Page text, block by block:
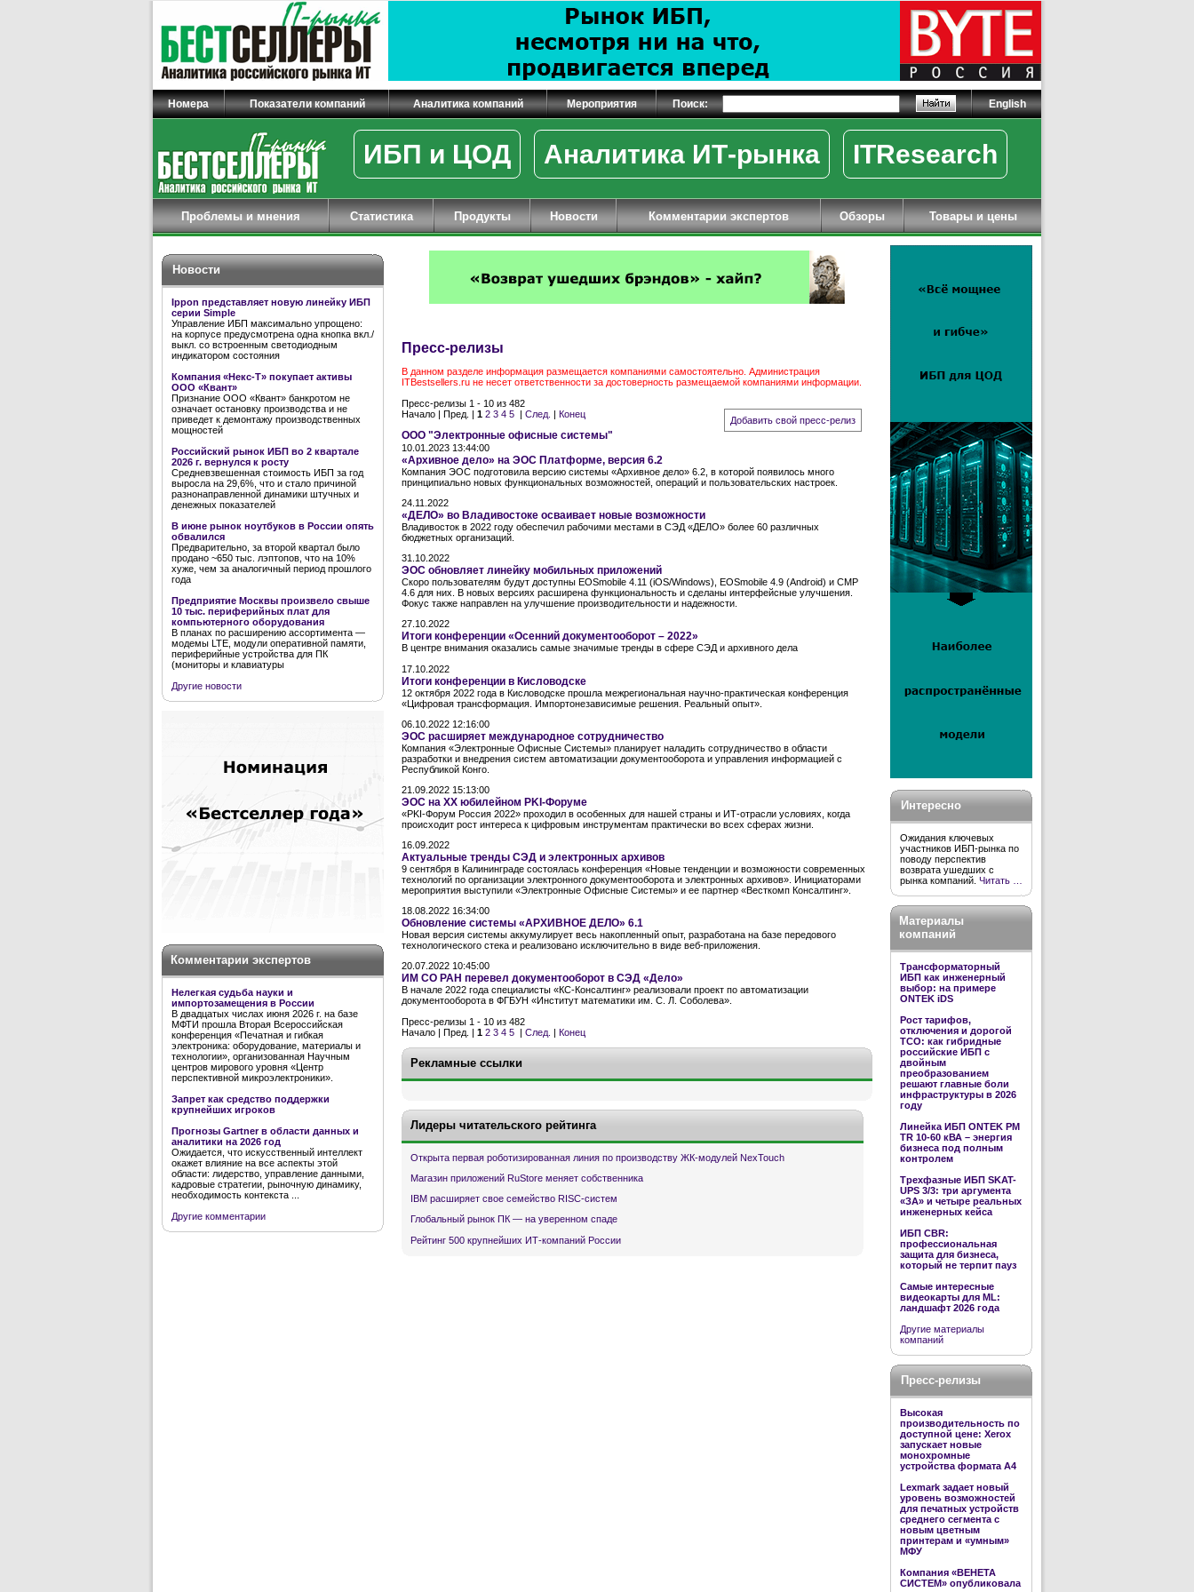
Номера Показатели компаний Аналитика компаний Мероприятия Поиск: English
ИБП и ЦОД Аналитика ИТ-рынка ITResearch
Проблемы и мнения Статистика Продукты Новости Комментарии экспертов Обзоры Товары и цены
Новости
Ippon представляет новую линейку ИБП
серии Simple
Управление ИБП максимально упрощено:
на корпусе предусмотрена одна кнопка вкл./
выкл. со встроенным светодиодным
индикатором состояния
Компания «Некс-Т» покупает активы
ООО «Квант»
Признание ООО «Квант» банкротом не
означает остановку производства и не
приведет к демонтажу производственных
мощностей
Российский рынок ИБП во 2 квартале
2026 г. вернулся к росту
Средневзвешенная стоимость ИБП за год
выросла на 29,6%, что и стало причиной
разнонаправленной динамики штучных и
денежных показателей
В июне рынок ноутбуков в России опять
обвалился
Предварительно, за второй квартал было
продано ~650 тыс. лэптопов, что на 10%
хуже, чем за аналогичный период прошлого
года
Предприятие Москвы произвело свыше
10 тыс. периферийных плат для
компьютерного оборудования
В планах по расширению ассортимента —
модемы LTE, модули оперативной памяти,
периферийные устройства для ПК
(мониторы и клавиатуры
Другие новости
Комментарии экспертов
Нелегкая судьба науки и
импортозамещения в России
В двадцатых числах июня 2026 г. на базе
МФТИ прошла Вторая Всероссийская
конференция «Печатная и гибкая
электроника: оборудование, материалы и
технологии», организованная Научным
центров мирового уровня «Центр
перспективной микроэлектроники».
Запрет как средство поддержки
крупнейших игроков
Прогнозы Gartner в области данных и
аналитики на 2026 год
Ожидается, что искусственный интеллект
окажет влияние на все аспекты этой
области: лидерство, управление данными,
кадровые стратегии, рыночную динамику,
необходимость контекста ...
Другие комментарии
Пресс-релизы
В данном разделе информация размещается компаниями самостоятельно. Администрация
ITBestsellers.ru не несет ответственности за достоверность размещаемой компаниями информации.
Добавить свой пресс-релиз
Пресс-релизы 1 - 10 из 482
Начало | Пред. | 1 2 3 4 5 | След. | Конец
ООО "Электронные офисные системы"
10.01.2023 13:44:00
«Архивное дело» на ЭОС Платформе, версия 6.2
Компания ЭОС подготовила версию системы «Архивное дело» 6.2, в которой появилось много
принципиально новых функциональных возможностей, операций и пользовательских настроек.
24.11.2022
«ДЕЛО» во Владивостоке осваивает новые возможности
Владивосток в 2022 году обеспечил рабочими местами в СЭД «ДЕЛО» более 60 различных
бюджетных организаций.
31.10.2022
ЭОС обновляет линейку мобильных приложений
Скоро пользователям будут доступны EOSmobile 4.11 (iOS/Windows), EOSmobile 4.9 (Android) и СМР
4.6 для них. В новых версиях расширена функциональность и сделаны интерфейсные улучшения.
Фокус также направлен на улучшение производительности и надежности.
27.10.2022
Итоги конференции «Осенний документооборот – 2022»
В центре внимания оказались самые значимые тренды в сфере СЭД и архивного дела
17.10.2022
Итоги конференции в Кисловодске
12 октября 2022 года в Кисловодске прошла межрегиональная научно-практическая конференция
«Цифровая трансформация. Импортонезависимые решения. Реальный опыт».
06.10.2022 12:16:00
ЭОС расширяет международное сотрудничество
Компания «Электронные Офисные Системы» планирует наладить сотрудничество в области
разработки и внедрения систем автоматизации документооборота и управления информацией с
Республикой Конго.
21.09.2022 15:13:00
ЭОС на XX юбилейном PKI-Форуме
«PKI-Форум Россия 2022» проходил в особенных для нашей страны и ИТ-отрасли условиях, когда
происходит рост интереса к цифровым инструментам практически во всех сферах жизни.
16.09.2022
Актуальные тренды СЭД и электронных архивов
9 сентября в Калининграде состоялась конференция «Новые тенденции и возможности современных
технологий по организации электронного документооборота и электронных архивов». Инициаторами
мероприятия выступили «Электронные Офисные Системы» и ее партнер «Весткомп Консалтинг».
18.08.2022 16:34:00
Обновление системы «АРХИВНОЕ ДЕЛО» 6.1
Новая версия системы аккумулирует весь накопленный опыт, разработана на базе передового
технологического стека и реализовано исключительно в виде веб-приложения.
20.07.2022 10:45:00
ИМ СО РАН перевел документооборот в СЭД «Дело»
В начале 2022 года специалисты «КС-Консалтинг» реализовали проект по автоматизации
документооборота в ФГБУН «Институт математики им. С. Л. Соболева».
Пресс-релизы 1 - 10 из 482
Начало | Пред. | 1 2 3 4 5 | След. | Конец
Рекламные ссылки
Лидеры читательского рейтинга
Открыта первая роботизированная линия по производству ЖК-модулей NexTouch
Магазин приложений RuStore меняет собственника
IBM расширяет свое семейство RISC-систем
Глобальный рынок ПК — на уверенном спаде
Рейтинг 500 крупнейших ИТ-компаний России
Интересно
Ожидания ключевых
участников ИБП-рынка по
поводу перспектив
возврата ушедших с
рынка компаний. Читать …
Материалы
компаний
Трансформаторный
ИБП как инженерный
выбор: на примере
ONTEK iDS
Рост тарифов,
отключения и дорогой
TCO: как гибридные
российские ИБП с
двойным
преобразованием
решают главные боли
инфраструктуры в 2026
году
Линейка ИБП ONTEK PM
TR 10-60 кВА – энергия
бизнеса под полным
контролем
Трехфазные ИБП SKAT-
UPS 3/3: три аргумента
«ЗА» и четыре реальных
инженерных кейса
ИБП CBR:
профессиональная
защита для бизнеса,
который не терпит пауз
Самые интересные
видеокарты для ML:
ландшафт 2026 года
Другие материалы
компаний
Пресс-релизы
Высокая
производительность по
доступной цене: Xerox
запускает новые
монохромные
устройства формата А4
Lexmark задает новый
уровень возможностей
для печатных устройств
среднего сегмента с
новым цветным
принтерам и «умным»
МФУ
Компания «ВЕНЕТА
СИСТЕМ» опубликовала